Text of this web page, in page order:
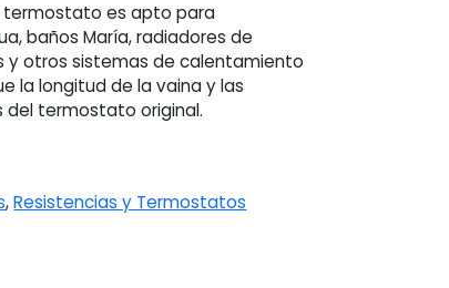
es apto para
baños María, radiadores de
otros sistemas de calentamiento
la longitud de la vaina y las
del termostato original.
,Resistencias y Termostatos